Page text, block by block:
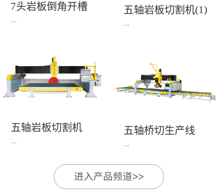
7头岩板倒角开槽
机(1)
...
永达机电7头岩板倒角
开槽机，该设备采用流
水线作业，加工效率
陶瓷人造石进行直边斜
边修边倒角并开槽。
五轴岩板切割机(1)
...
1、简单易学的编程软
件，直观，快速，易
学。2、操作系统简单
稳、可靠。3、前后刀
切割，带去毛刺倒角功
面，不崩边。4、大板
平稳输送进出，切割加
五轴岩板切割机
...
1、简单易学的编程软
五轴桥切生产线
...
》》五轴桥切高配型
进入产品频道>>